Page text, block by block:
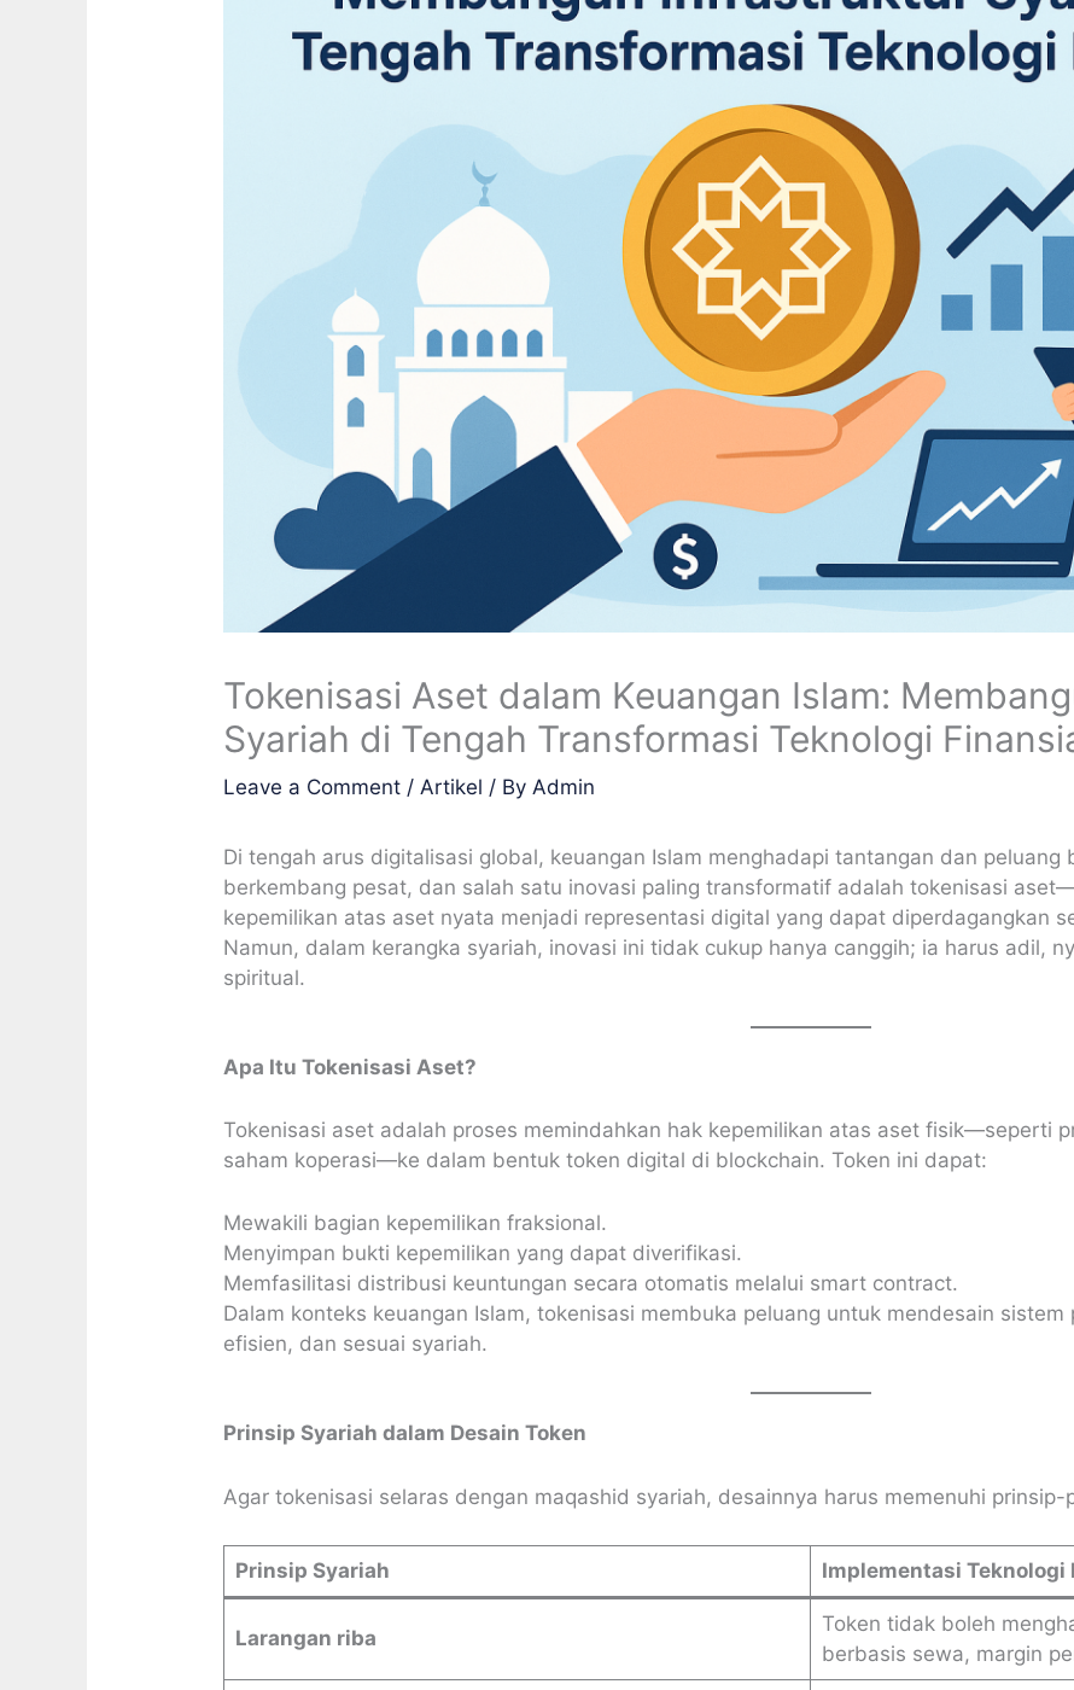
Tokenisasi Aset dalam Keuangan Islam:
Syariah di Tengah Transformasi Teknologi
Leave a Comment / Artikel / By Admin
Di tengah arus digitalisasi global, keuangan Islam menghadapi tantangan dan peluang
berkembang pesat, dan salah satu inovasi paling transformatif adalah tokenisasi
kepemilikan atas aset nyata menjadi representasi digital yang dapat diperdagangkan
Namun, dalam kerangka syariah, inovasi ini tidak cukup hanya canggih; ia harus adil,
spiritual.
Apa Itu Tokenisasi Aset?
Tokenisasi aset adalah proses memindahkan hak kepemilikan atas aset fisik—seperti
saham koperasi—ke dalam bentuk token digital di blockchain. Token ini dapat:
Mewakili bagian kepemilikan fraksional.
Menyimpan bukti kepemilikan yang dapat diverifikasi.
Memfasilitasi distribusi keuntungan secara otomatis melalui smart contract.
Dalam konteks keuangan Islam, tokenisasi membuka peluang untuk mendesain
efisien, dan sesuai syariah.
Prinsip Syariah dalam Desain Token
Agar tokenisasi selaras dengan maqashid syariah, desainnya harus memenuhi prinsip-
Prinsip Syariah Implementasi Teknologi
Larangan riba
Token tidak boleh
berbasis sewa, margin